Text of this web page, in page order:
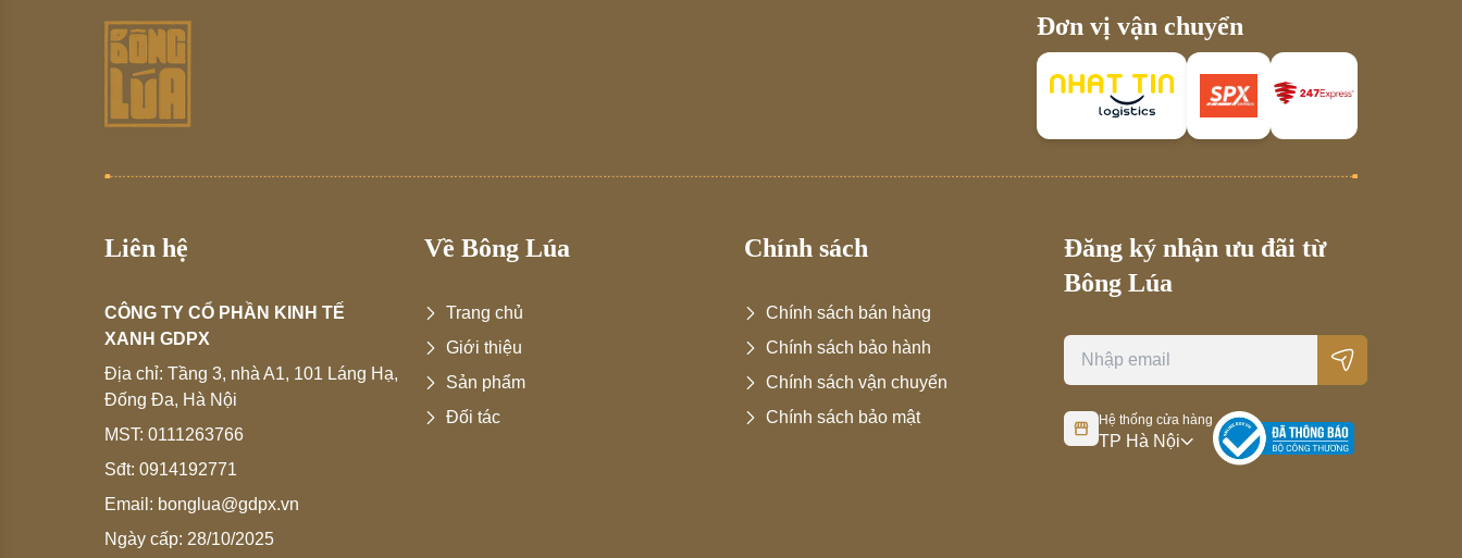
Đơn vị vận chuyển
Liên hệ
CÔNG TY CỔ PHẦN KINH TẾ
XANH GDPX
Địa chỉ: Tầng 3, nhà A1, 101 Láng Hạ,
Đống Đa, Hà Nội
MST: 0111263766
Sđt: 0914192771
Email: bonglua@gdpx.vn
Ngày cấp: 28/10/2025
Về Bông Lúa
Trang chủ
Giới thiệu
Sản phẩm
Đối tác
Chính sách
Chính sách bán hàng
Chính sách bảo hành
Chính sách vận chuyển
Chính sách bảo mật
Đăng ký nhận ưu đãi từ
Bông Lúa
Hệ thống cửa hàng
TP Hà Nội